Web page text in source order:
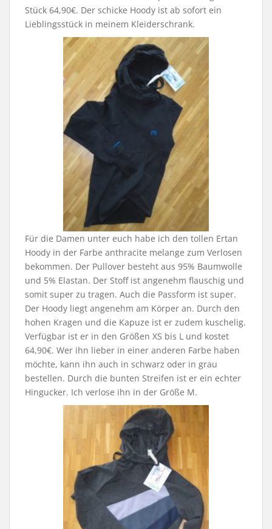
Stück 64,90€. Der schicke Hoody ist ab sofort ein
Lieblingsstück in meinem Kleiderschrank.
Für die Damen unter euch habe ich den tollen Ertan
Hoody in der Farbe anthracite melange zum Verlosen
bekommen. Der Pullover besteht aus 95% Baumwolle
und 5% Elastan. Der Stoff ist angenehm flauschig und
somit super zu tragen. Auch die Passform ist super.
Der Hoody liegt angenehm am Körper an. Durch den
hohen Kragen und die Kapuze ist er zudem kuschelig.
Verfügbar ist er in den Größen XS bis L und kostet
64,90€. Wer ihn lieber in einer anderen Farbe haben
möchte, kann ihn auch in schwarz oder in grau
bestellen. Durch die bunten Streifen ist er ein echter
Hingucker. Ich verlose ihn in der Größe M.